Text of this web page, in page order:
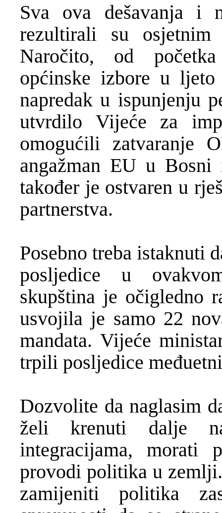
Sva ova dešavanja i
rezultirali su
Naročito, od
općinske izbore u
napredak u ispunjenju
utvrdilo Vijeće za
omogućili zatvaranje
angažman EU u Bosni
također je ostvaren u
partnerstva.
Posebno treba istaknuti
posljedice u
skupština je očigledno
usvojila je samo 22
mandata. Vijeće
trpili posljedice
Dozvolite da naglasim
želi krenuti dalje
integracijama,
provodi politika u
zamijeniti politika